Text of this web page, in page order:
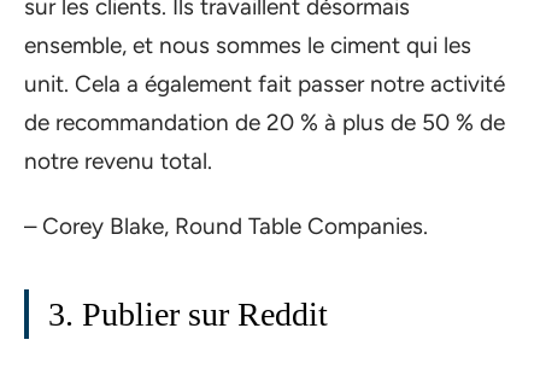
sur les clients. Ils travaillent désormais
ensemble, et nous sommes le ciment qui les
unit. Cela a également fait passer notre activité
de recommandation de 20 % à plus de 50 % de
notre revenu total.
– Corey Blake, Round Table Companies.
3. Publier sur Reddit